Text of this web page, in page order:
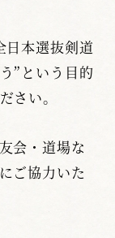
日本選抜剣道
”という目的
さい。
会・道場な
ご協力いた